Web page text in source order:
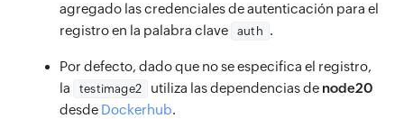
agregado las credenciales de autenticación para el
registro en la palabra clave
auth .
Por defecto, dado que no se especifica el registro,
la
testimage2 utiliza las dependencias de node20
desde Dockerhub.